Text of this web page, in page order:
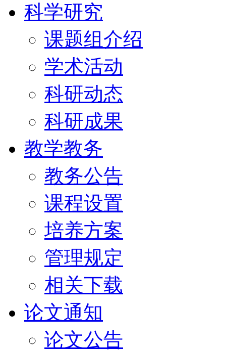
科学研究
课题组介绍
学术活动
科研动态
科研成果
教学教务
教务公告
课程设置
培养方案
管理规定
相关下载
论文通知
论文公告